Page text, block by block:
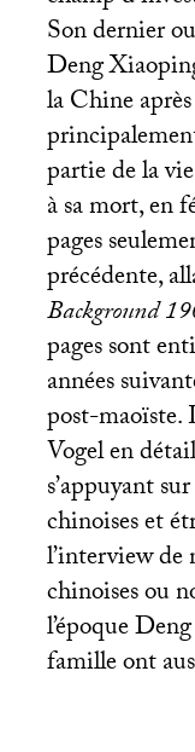
Son dernier
Deng
la Chine
partie de la
à sa mort, en
pages
précédente,
Background
pages sont
années
post-
Vogel en
s’appuyant
chinoises et
l’interview de
chinoises ou
l’époque Deng
famille ont